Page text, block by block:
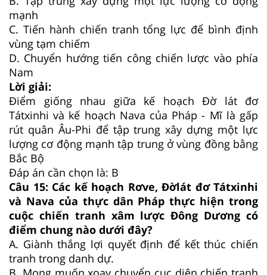
mạnh
C. Tiến hành chiến tranh tổng lực để bình định
vùng tạm chiếm
D. Chuyển hướng tiến công chiến lược vào phía
Nam
Lời giải:
Điểm giống nhau giữa kế hoạch Đờ lát đơ
Tátxinhi và kế hoạch Nava của Pháp - Mĩ là gấp
rút quân Âu-Phi để tập trung xây dựng một lực
lượng cơ động mạnh tập trung ở vùng đồng bằng
Bắc Bộ
Đáp án cần chọn là: B
Câu 15: Các kế hoạch Rơve, Đờlát đơ Tátxinhi
và Nava của thực dân Pháp thực hiện trong
cuộc chiến tranh xâm lược Đông Dương có
điểm chung nào dưới đây?
A. Giành thắng lợi quyết định để kết thúc chiến
tranh trong danh dự.